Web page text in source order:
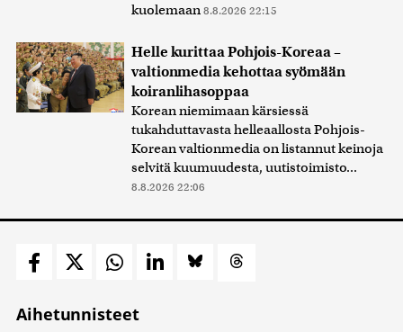
kuolemaan 8.8.2026 22:15
Helle kurittaa Pohjois-Koreaa –
valtionmedia kehottaa syömään
koiranlihasoppaa
Korean niemimaan kärsiessä
tukahduttavasta helleaallosta Pohjois-
Korean valtionmedia on listannut keinoja
selvitä kuumuudesta, uutistoimisto...
8.8.2026 22:06
Aihetunnisteet